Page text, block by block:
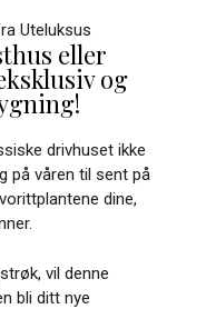
eller
og
drivhuset ikke
på våren til sent på
dine,
vil denne
bli ditt nye